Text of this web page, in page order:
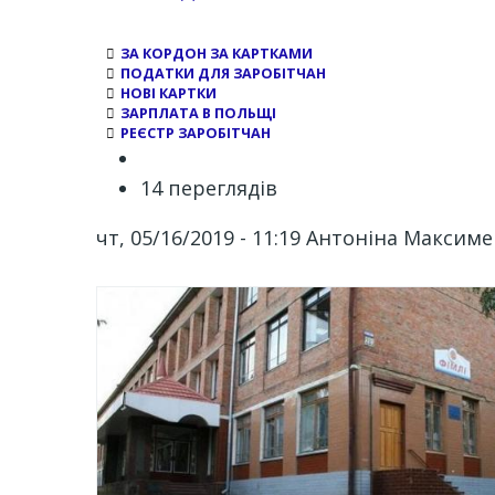
ЗА КОРДОН ЗА КАРТКАМИ
ПОДАТКИ ДЛЯ ЗАРОБІТЧАН
НОВІ КАРТКИ
ЗАРПЛАТА В ПОЛЬЩІ
РЕЄСТР ЗАРОБІТЧАН
14 переглядів
чт, 05/16/2019 - 11:19 Антоніна